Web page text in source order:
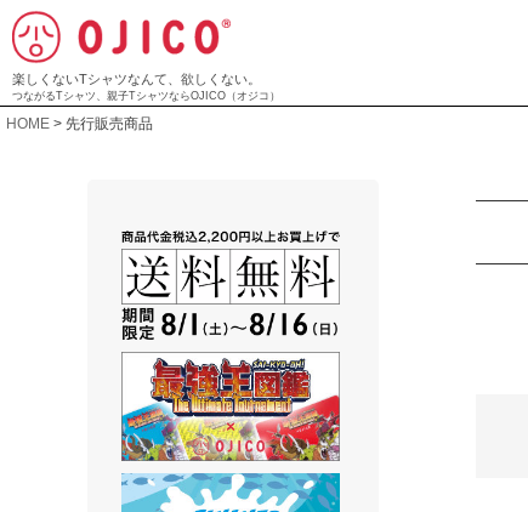
楽しくないTシャツなんて、欲しくない。
つながるTシャツ、親子TシャツならOJICO（オジコ）
HOME 先行販売商品